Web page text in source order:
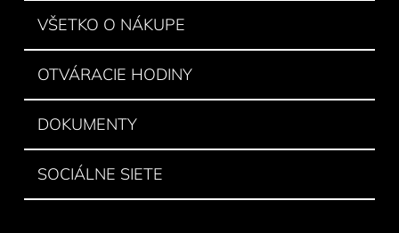
VŠETKO O NÁKUPE
OTVÁRACIE HODINY
DOKUMENTY
SOCIÁLNE SIETE